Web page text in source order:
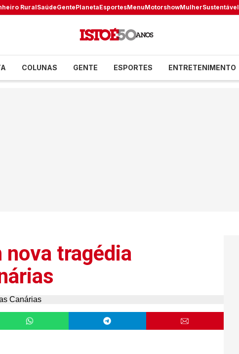
RuralSaúdeGentePlanetaEsportesMenuMotorshowMulherSustentável
COLUNAS GENTE ESPORTES ENTRETENIMENTO
tragédia